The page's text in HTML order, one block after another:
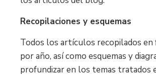
Recopilaciones y esquemas
Todos los artículos recopilados
por año, así como esquemas y
profundizar en los temas tratados